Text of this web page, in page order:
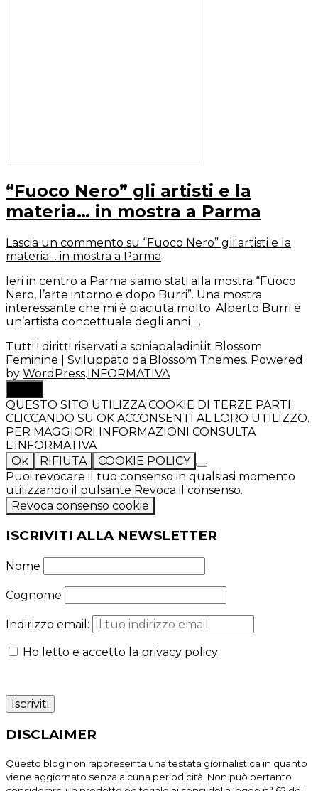
“Fuoco Nero” gli artisti e la
materia… in mostra a Parma
Lascia un commento su “Fuoco Nero” gli artisti e la
materia… in mostra a Parma
Ieri in centro a Parma siamo stati alla mostra “Fuoco
Nero, l’arte intorno e dopo Burri”. Una mostra
interessante che mi è piaciuta molto. Alberto Burri è
un’artista concettuale degli anni …
Tutti i diritti riservati a soniapaladini.it Blossom
Feminine | Sviluppato da Blossom Themes. Powered
by WordPress.INFORMATIVA
QUESTO SITO UTILIZZA COOKIE DI TERZE PARTI:
CLICCANDO SU OK ACCONSENTI AL LORO UTILIZZO.
PER MAGGIORI INFORMAZIONI CONSULTA
L'INFORMATIVA
Ok
RIFIUTA
COOKIE POLICY
Puoi revocare il tuo consenso in qualsiasi momento
utilizzando il pulsante Revoca il consenso.
Revoca consenso cookie
ISCRIVITI ALLA NEWSLETTER
Nome
Cognome
Indirizzo email:
Ho letto e accetto la privacy policy
DISCLAIMER
Questo blog non rappresenta una testata giornalistica in quanto
viene aggiornato senza alcuna periodicità. Non può pertanto